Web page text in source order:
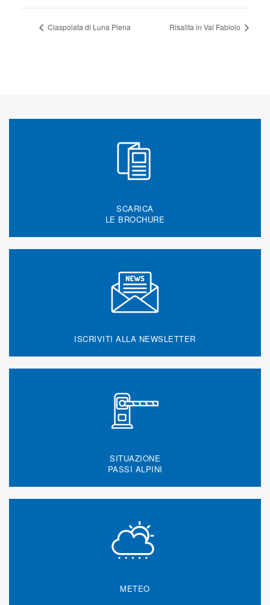
Ciaspolata di Luna Piena Risalita in Val Fabiolo
SCARICA
LE BROCHURE
ISCRIVITI ALLA NEWSLETTER
SITUAZIONE
PASSI ALPINI
METEO